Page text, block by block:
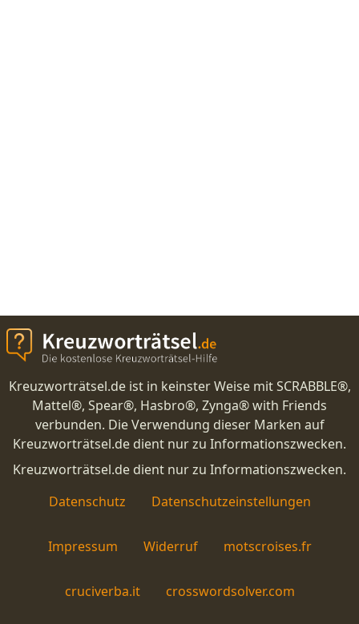
Kreuzworträtsel.de ist in keinster Weise mit SCRABBLE®,
Mattel®, Spear®, Hasbro®, Zynga® with Friends
verbunden. Die Verwendung dieser Marken auf
Kreuzworträtsel.de dient nur zu Informationszwecken.
Kreuzworträtsel.de dient nur zu Informationszwecken.
Datenschutz
Datenschutzeinstellungen
Impressum Widerruf motscroises.fr
cruciverba.it crosswordsolver.com